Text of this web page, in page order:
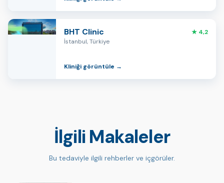
BHT Clinic
★ 4,2
İstanbul, Türkiye
Kliniği görüntüle →
İlgili Makaleler
Bu tedaviyle ilgili rehberler ve içgörüler.